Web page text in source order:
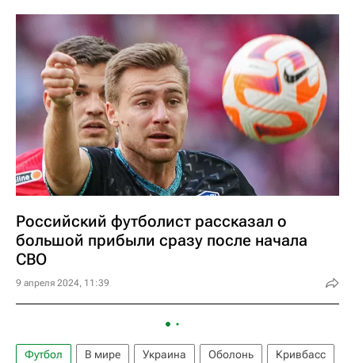
Российский футболист рассказал о
большой прибыли сразу после начала
СВО
9 апреля 2024, 11:39
Футбол В мире Украина Оболонь
Кривбасс